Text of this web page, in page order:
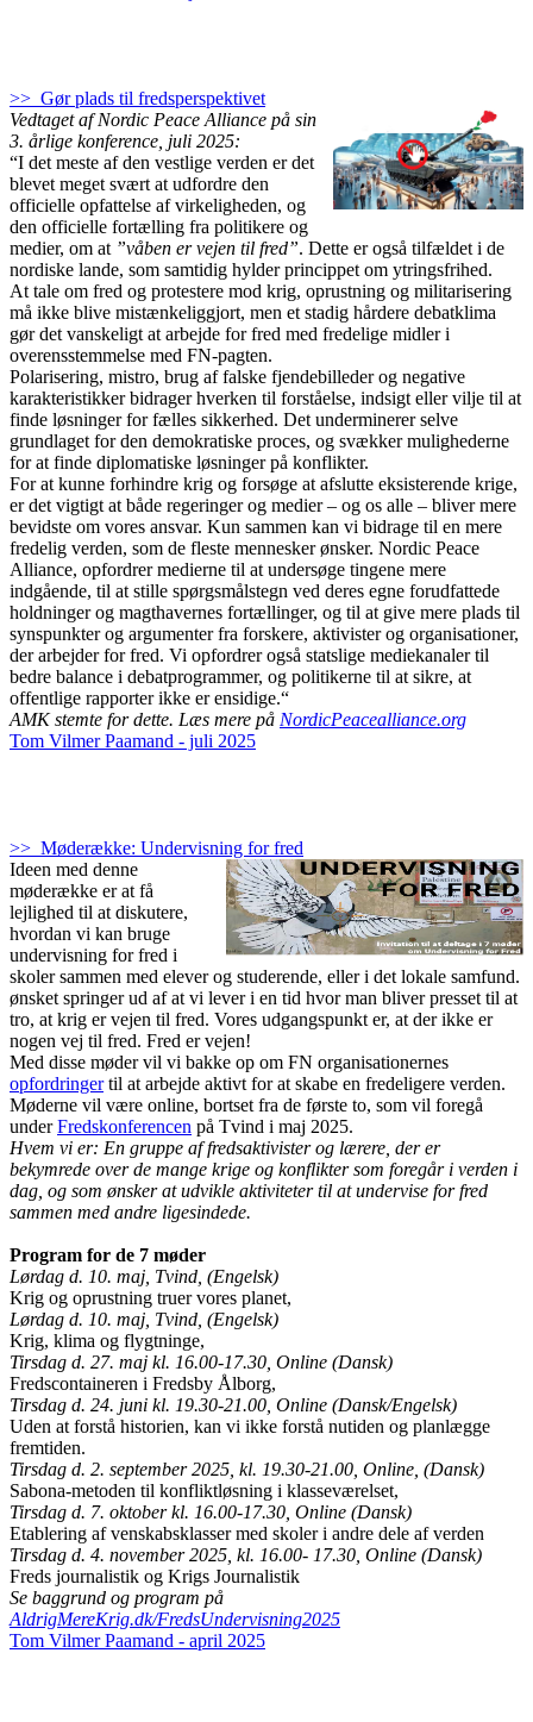
>> Gør plads til fredsperspektivet
Vedtaget af Nordic Peace Alliance på sin
3. årlige konference, juli 2025:
“I det meste af den vestlige verden er det
blevet meget svært at udfordre den
officielle opfattelse af virkeligheden, og
den officielle fortælling fra politikere og
medier, om at ”våben er vejen til fred”. Dette er også tilfældet i de
nordiske lande, som samtidig hylder princippet om ytringsfrihed.
At tale om fred og protestere mod krig, oprustning og militarisering
må ikke blive mistænkeliggjort, men et stadig hårdere debatklima
gør det vanskeligt at arbejde for fred med fredelige midler i
overensstemmelse med FN-pagten.
Polarisering, mistro, brug af falske fjendebilleder og negative
karakteristikker bidrager hverken til forståelse, indsigt eller vilje til at
finde løsninger for fælles sikkerhed. Det underminerer selve
grundlaget for den demokratiske proces, og svækker mulighederne
for at finde diplomatiske løsninger på konflikter.
For at kunne forhindre krig og forsøge at afslutte eksisterende krige,
er det vigtigt at både regeringer og medier – og os alle – bliver mere
bevidste om vores ansvar. Kun sammen kan vi bidrage til en mere
fredelig verden, som de fleste mennesker ønsker. Nordic Peace
Alliance, opfordrer medierne til at undersøge tingene mere
indgående, til at stille spørgsmålstegn ved deres egne forudfattede
holdninger og magthavernes fortællinger, og til at give mere plads til
synspunkter og argumenter fra forskere, aktivister og organisationer,
der arbejder for fred. Vi opfordrer også statslige mediekanaler til
bedre balance i debatprogrammer, og politikerne til at sikre, at
offentlige rapporter ikke er ensidige.“
AMK stemte for dette. Læs mere på NordicPeacealliance.org
Tom Vilmer Paamand - juli 2025
>> Møderække: Undervisning for fred
Ideen med denne
møderække er at få
lejlighed til at diskutere,
hvordan vi kan bruge
undervisning for fred i
skoler sammen med elever og studerende, eller i det lokale samfund.
ønsket springer ud af at vi lever i en tid hvor man bliver presset til at
tro, at krig er vejen til fred. Vores udgangspunkt er, at der ikke er
nogen vej til fred. Fred er vejen!
Med disse møder vil vi bakke op om FN organisationernes
opfordringertil at arbejde aktivt for at skabe en fredeligere verden.
Møderne vil være online, bortset fra de første to, som vil foregå
underFredskonferencen på Tvind i maj 2025.
Hvem vi er: En gruppe af fredsaktivister og lærere, der er
bekymrede over de mange krige og konflikter som foregår i verden i
dag, og som ønsker at udvikle aktiviteter til at undervise for fred
sammen med andre ligesindede.
Program for de 7 møder
Lørdag d. 10. maj, Tvind, (Engelsk)
Krig og oprustning truer vores planet,
Lørdag d. 10. maj, Tvind, (Engelsk)
Krig, klima og flygtninge,
Tirsdag d. 27. maj kl. 16.00-17.30, Online (Dansk)
Fredscontaineren i Fredsby Ålborg,
Tirsdag d. 24. juni kl. 19.30-21.00, Online (Dansk/Engelsk)
Uden at forstå historien, kan vi ikke forstå nutiden og planlægge
fremtiden.
Tirsdag d. 2. september 2025, kl. 19.30-21.00, Online, (Dansk)
Sabona-metoden til konfliktløsning i klasseværelset,
Tirsdag d. 7. oktober kl. 16.00-17.30, Online (Dansk)
Etablering af venskabsklasser med skoler i andre dele af verden
Tirsdag d. 4. november 2025, kl. 16.00- 17.30, Online (Dansk)
Freds journalistik og Krigs Journalistik
Se baggrund og program på
AldrigMereKrig.dk/FredsUndervisning2025
Tom Vilmer Paamand - april 2025